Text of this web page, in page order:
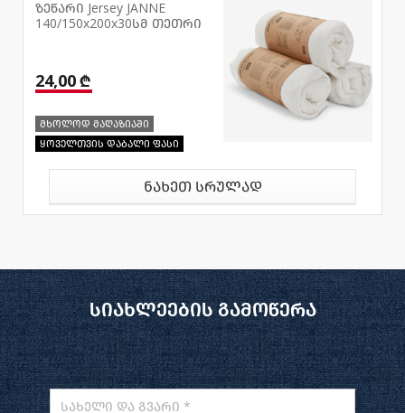
ზეწარი Jersey JANNE
140/150x200x30სმ თეთრი
24,00 ₾
მხოლოდ მაღაზიაში
ყოველთვის დაბალი ფასი
ნახეთ სრულად
სიახლეების გამოწერა
სახელი და გვარი *